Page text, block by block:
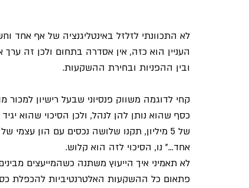
לא התכוונתי לזלזל באינטליגנציה של אף
העניין הוא כזה, אין אסדרה בתחום ולכן זה ערך
ובין ההפניות ובחירת ההשקעות.
קחי לדוגמה משווק פנסיוני שבעל רישיון
כסף שהוא נותן להן לנהל, ולכן הסיכוי שהוא
אחד...״ נו, הסיכוי לזה הוא קלוש.
לא תאמיני איך הייעוץ משתנה כשהמייעצים
פתאום כל ההשקעות האלטרנטיביות להכפלת